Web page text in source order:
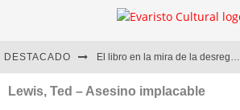
DESTACADO El libro en la mira de la desregulación
Marcelo Rubio | El llovedor
Lewis, Ted – Asesino implacable